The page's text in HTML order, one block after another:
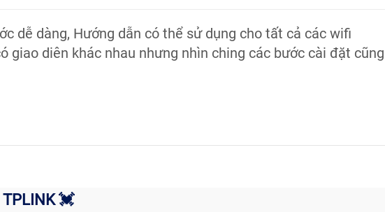
dễ dàng, Hướng dẫn có thể sử dụng cho tất cả các wifi
diên khác nhau nhưng nhìn ching các bước cài đặt cũng
💓